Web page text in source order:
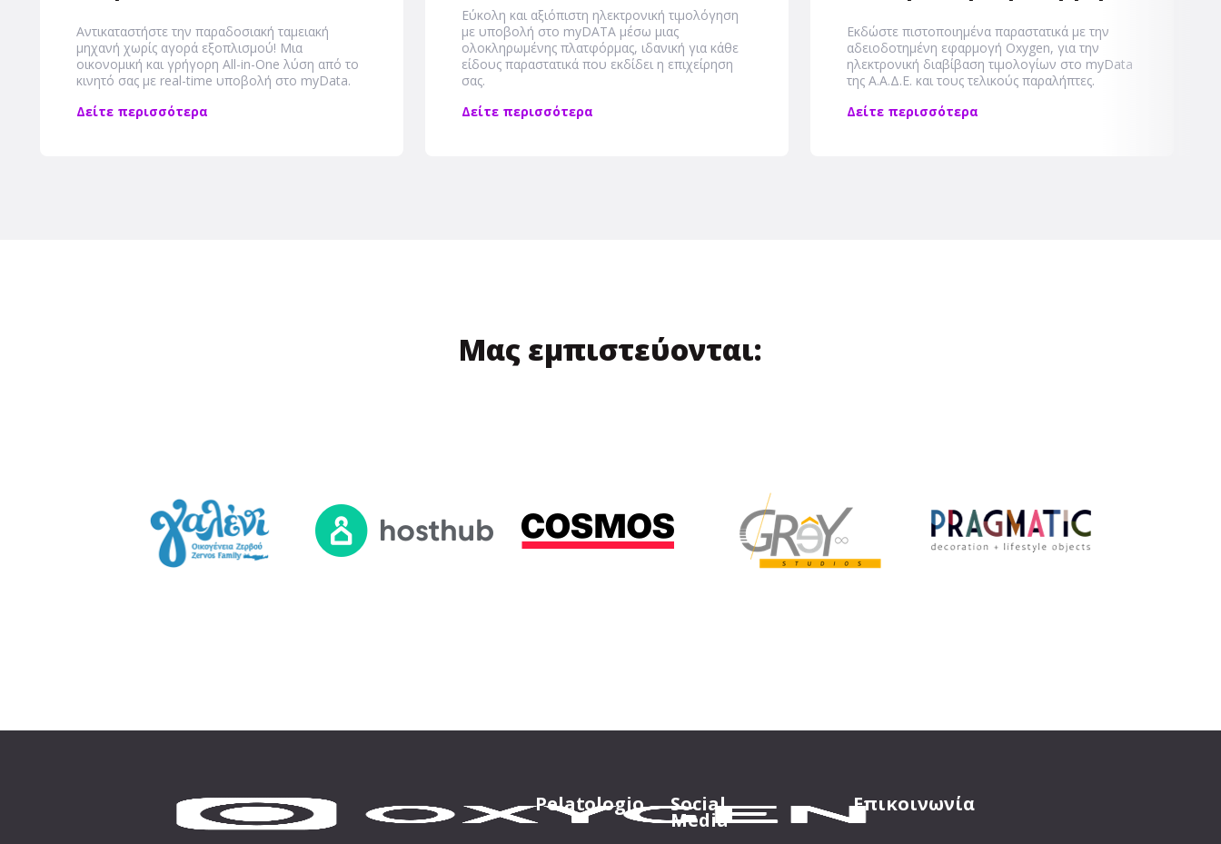
Αντικαταστήστε την παραδοσιακή ταμειακή
μηχανή χωρίς αγορά εξοπλισμού! Μια
οικονομική και γρήγορη Αll-in-One λύση από το
κινητό σας με real-time υποβολή στο myData.
Δείτε περισσότερα
Εύκολη και αξιόπιστη ηλεκτρονική τιμολόγηση
με υποβολή στο myDATA μέσω μιας
ολοκληρωμένης πλατφόρμας, ιδανική για κάθε
είδους παραστατικά που εκδίδει η επιχείρηση
σας.
Δείτε περισσότερα
Εκδώστε πιστοποιημένα παραστατικά με την
αδειοδοτημένη εφαρμογή Oxygen, για την
ηλεκτρονική διαβίβαση τιμολογίων στο myData
της Α.Α.Δ.Ε. και τους τελικούς παραλήπτες.
Δείτε περισσότερα
Μας εμπιστεύονται:
Pelatologio Social
Media
Επικοινωνία